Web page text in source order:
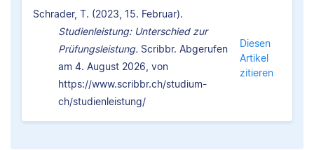
Schrader, T. (2023, 15. Februar).
Studienleistung: Unterschied zur
Prüfungsleistung. Scribbr. Abgerufen
am 4. August 2026, von
https://www.scribbr.ch/studium-
ch/studienleistung/
Diesen
Artikel
zitieren